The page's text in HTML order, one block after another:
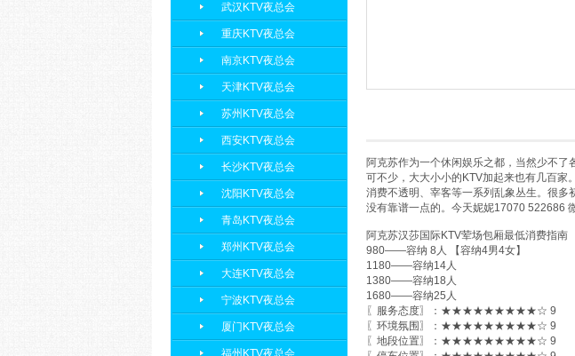
阿克苏作为一个休闲娱乐之都，当然少不
可不少，大大小小的KTV加起来也有几百家
消费不透明、宰客等一系列乱象丛生。很
没有靠谱一点的。今天妮妮17070 522686
阿克苏汉莎国际KTV荤场包厢最低消费指南
980——容纳 8人 【容纳4男4女】
1180——容纳14人
1380——容纳18人
1680——容纳25人
〖服务态度〗：★★★★★★★★★☆ 9
〖环境氛围〗：★★★★★★★★★☆ 9
〖地段位置〗：★★★★★★★★★☆ 9
武汉KTV夜总会
重庆KTV夜总会
南京KTV夜总会
天津KTV夜总会
苏州KTV夜总会
西安KTV夜总会
长沙KTV夜总会
沈阳KTV夜总会
青岛KTV夜总会
郑州KTV夜总会
大连KTV夜总会
宁波KTV夜总会
厦门KTV夜总会
福州KTV夜总会